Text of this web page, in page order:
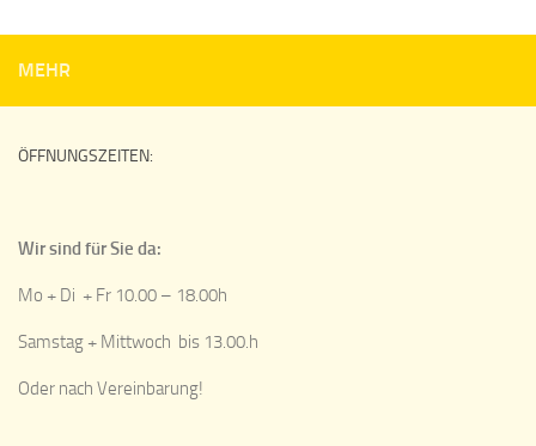
MEHR
ÖFFNUNGSZEITEN:
Wir sind für Sie da:
Mo + Di + Fr 10.00 – 18.00h
Samstag + Mittwoch bis 13.00.h
Oder nach Vereinbarung!